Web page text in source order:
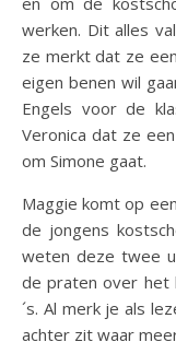
werken. Dit alles
ze merkt dat ze
eigen benen wil
Engels voor de
Veronica dat ze
om Simone gaat.
Maggie komt op
de jongens
weten deze twee
de praten over het
´s. Al merk je als
achter zit waar